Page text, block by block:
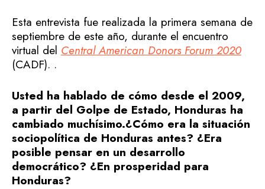
Esta entrevista fue realizada la primera semana de
septiembre de este año, durante el encuentro
virtual del Central American Donors Forum 2020
(CADF). .
Usted ha hablado de cómo desde el 2009,
a partir del Golpe de Estado, Honduras ha
cambiado muchísimo.¿Cómo era la situación
sociopolítica de Honduras antes? ¿Era
posible pensar en un desarrollo
democrático? ¿En prosperidad para
Honduras?